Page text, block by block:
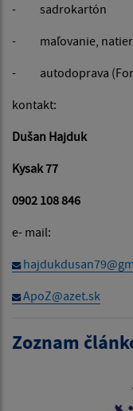
- sadrokartón
-
- autodoprava
kontakt:
Dušan Hajduk
Kysak 77
0902 108 846
e- mail:
ApoZ@azet.sk
Zoznam